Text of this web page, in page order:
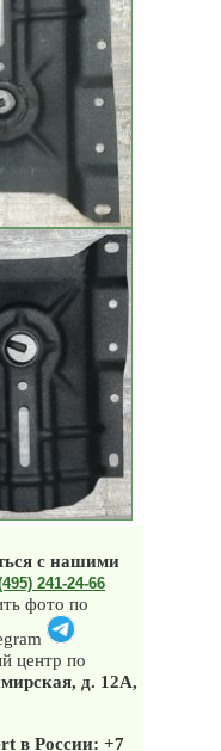
с нашими
241-24-66
фото по
центр по
д. 12А,
в России: +7